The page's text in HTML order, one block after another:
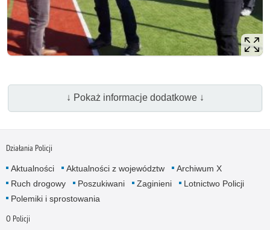
↓ Pokaż informacje dodatkowe ↓
Działania Policji
Aktualności Aktualności z województw
Archiwum X
Ruch drogowy
Poszukiwani Zaginieni
Lotnictwo Policji
Polemiki i sprostowania
O Policji